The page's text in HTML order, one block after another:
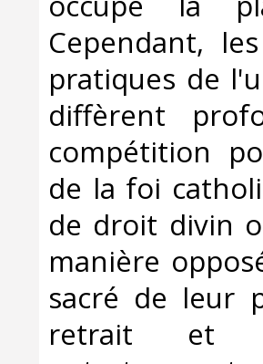
Cependant,
pratiques de
diffèrent
compétition
de la foi
de droit divin
manière
sacré de leur
retrait et